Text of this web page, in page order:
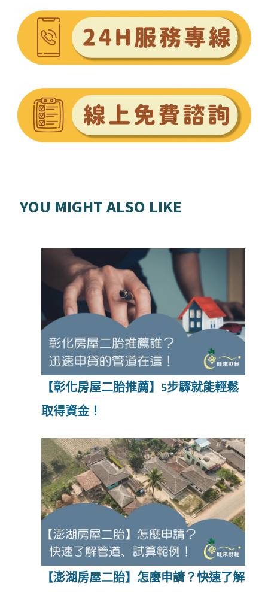
YOU MIGHT ALSO LIKE
【彰化房屋二胎推薦】5步驟就能輕鬆
取得資金！
【澎湖房屋二胎】怎麼申請？快速了解